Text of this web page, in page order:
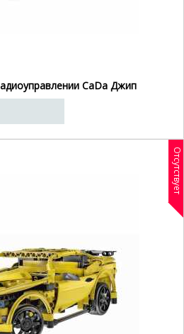
CaDa Джип
Отсутствует